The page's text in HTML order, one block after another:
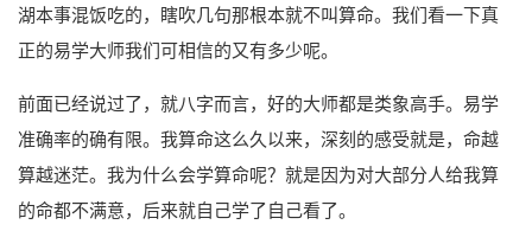
湖本事混饭吃的，瞎吹几句那根本就不叫算命。我们看一下真
正的易学大师我们可相信的又有多少呢。
前面已经说过了，就八字而言，好的大师都是类象高手。易学
准确率的确有限。我算命这么久以来，深刻的感受就是，命越
算越迷茫。我为什么会学算命呢？就是因为对大部分人给我算
的命都不满意，后来就自己学了自己看了。